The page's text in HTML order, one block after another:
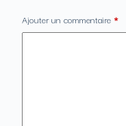
Ajouter un commentaire *